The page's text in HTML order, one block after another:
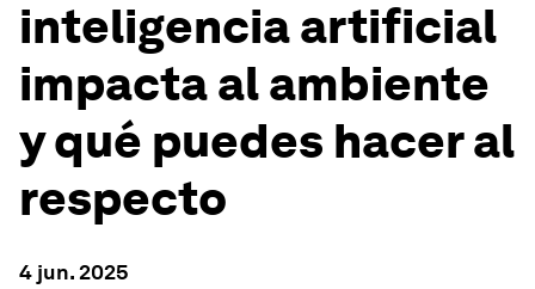
inteligencia artificial
impacta al ambiente
y qué puedes hacer al
respecto
4 jun. 2025